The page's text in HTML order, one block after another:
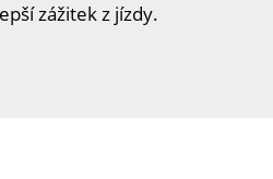
zážitek z jízdy.